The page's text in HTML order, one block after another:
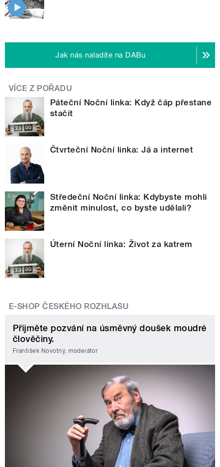
Jak nás naladíte na DABu
VÍCE Z POŘADU
Páteční Noční linka: Když čáp přestane
stačit
Čtvrteční Noční linka: Já a internet
Středeční Noční linka: Kdybyste mohli
změnit minulost, co byste udělali?
Úterní Noční linka: Život za katrem
E-SHOP ČESKÉHO ROZHLASU
Přijměte pozvání na úsměvný doušek moudré
člověčiny.
František Novotný, moderátor